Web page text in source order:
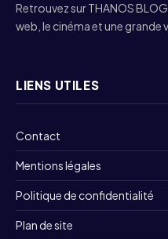
Retrouvez sur THANOS
web, le cinéma et une grande
LIENS UTILES
Contact
Mentions légales
Politique de confidentialité
Plan de site